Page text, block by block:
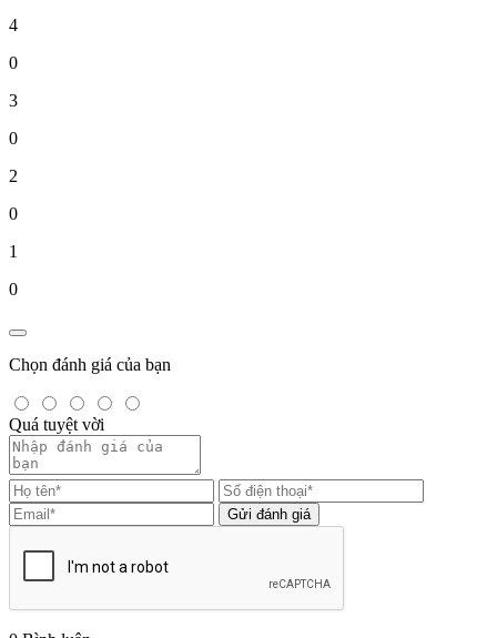
4
0
3
0
2
0
1
0
Chọn đánh giá của bạn
Quá tuyệt vời
Gửi đánh giá